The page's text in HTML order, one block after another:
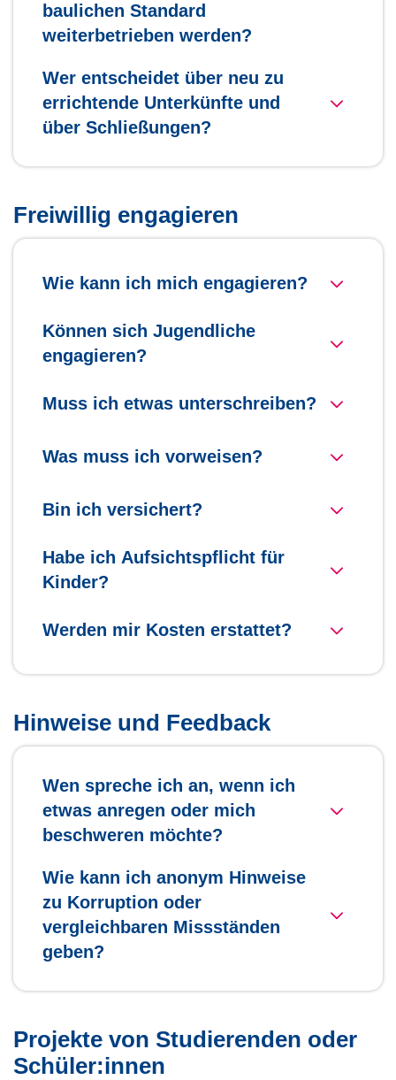
baulichen Standard
weiterbetrieben werden?
Wer entscheidet über neu zu
errichtende Unterkünfte und
über Schließungen?
Freiwillig engagieren
Wie kann ich mich engagieren?
Können sich Jugendliche
engagieren?
Muss ich etwas unterschreiben?
Was muss ich vorweisen?
Bin ich versichert?
Habe ich Aufsichtspflicht für
Kinder?
Werden mir Kosten erstattet?
Hinweise und Feedback
Wen spreche ich an, wenn ich
etwas anregen oder mich
beschweren möchte?
Wie kann ich anonym Hinweise
zu Korruption oder
vergleichbaren Missständen
geben?
Projekte von Studierenden oder
Schüler:innen